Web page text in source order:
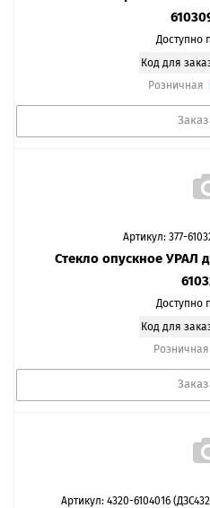
Доступно
Код для
Розничная
Артикул: 377-
Стекло опускное УРАЛ
Доступно
Код для
Розничная
Артикул: 4320-6104016